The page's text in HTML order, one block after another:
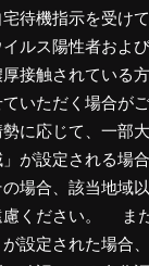
待機指示を受け
ルス陽性者およ
厚接触されている
ていただく場合が
に応じて、一部
が設定される場
場合、該当地域
慮ください。 ま
設定された場合